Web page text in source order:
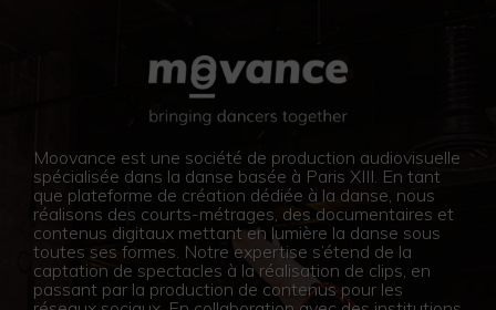
Moovance est une société de production audiovisuelle
spécialisée dans la danse basée à Paris XIII. En tant
que plateforme de création dédiée à la danse, nous
réalisons des courts-métrages, des documentaires et
contenus digitaux mettant en lumière la danse sous
toutes ses formes. Notre expertise s’étend de la
captation de spectacles à la réalisation de clips, en
passant par la production de contenus pour les